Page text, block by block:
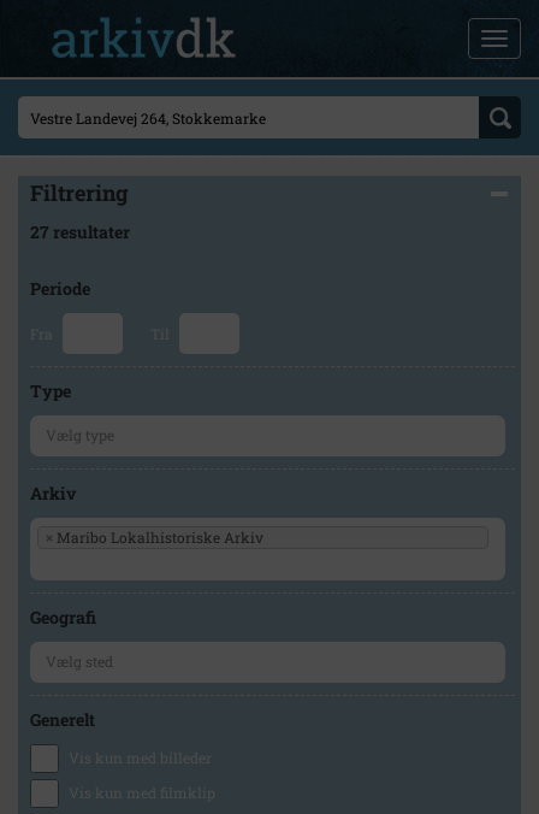
Filtrering
27 resultater
Periode
Fra Til
Type
Arkiv
× Maribo Lokalhistoriske Arkiv
Geografi
Generelt
Vis kun med billeder
Vis kun med filmklip